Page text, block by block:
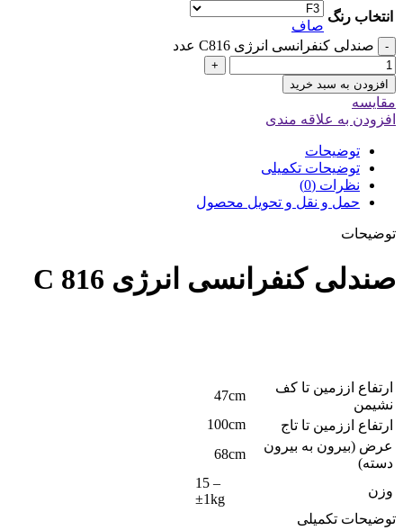
انتخاب رنگ
صاف
- صندلی کنفرانسی انرژی C816 عدد
+
افزودن به سبد خرید
مقایسه
افزودن به علاقه مندی
توضیحات
توضیحات تکمیلی
نظرات (0)
حمل و نقل و تحویل محصول
توضیحات
صندلی کنفرانسی انرژی C 816
ارتفاع اززمین تا کف
نشیمن
47cm
ارتفاع اززمین تا تاج
100cm
عرض (بیرون به بیرون
دسته)
68cm
وزن
15 –
±1kg
توضیحات تکمیلی